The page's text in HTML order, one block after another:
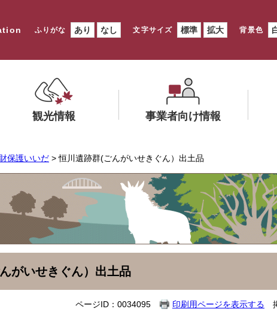
ふりがな あり なし 文字サイズ 標準 拡大 背景色
観光情報 事業者向け情報
メ
ニ
ュ
ー
を
ひ
ら
ニ
ュ
ー
を
ら
保護いいだ > 恒川遺跡群(ごんがいせきぐん）出土品
がいせきぐん）出土品
ページID：0034095 印刷用ページを表示する